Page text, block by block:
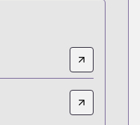
quest/info